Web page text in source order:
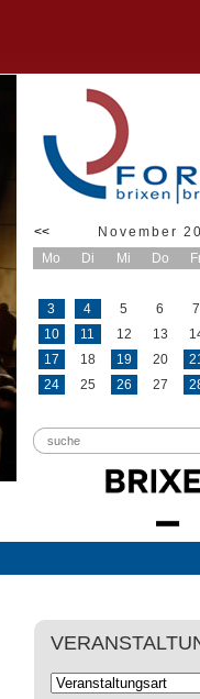
<< November
Mo Di Mi Do
3
4 5 6 7
10
11 12 13
17
18 19 20
24
25 26 27